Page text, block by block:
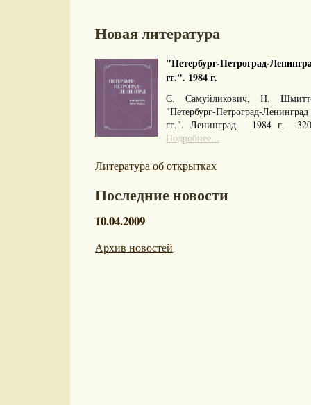
Новая литература
"Петербург-Петроград-
гг.". 1984 г.
С. Самуйликович, Н.
"Петербург-Петроград-
гг.". Ленинград. 1984 г.
Подробнее...
Литература об открытках
Последние новости
10.04.2009
Архив новостей